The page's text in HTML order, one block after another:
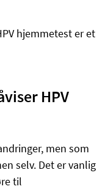
hjemmetest er et
HPV
men som
selv. Det er vanlig
til